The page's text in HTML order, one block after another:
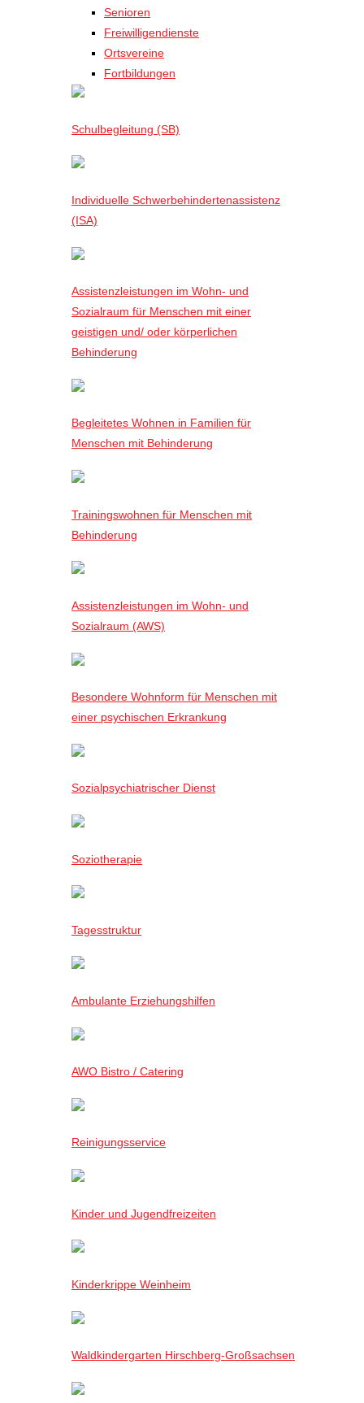
Senioren
Freiwilligendienste
Ortsvereine
Fortbildungen
Schulbegleitung (SB)
Individuelle Schwerbehindertenassistenz
(ISA)
Assistenzleistungen im Wohn- und
Sozialraum für Menschen mit einer
geistigen und/ oder körperlichen
Behinderung
Begleitetes Wohnen in Familien für
Menschen mit Behinderung
Trainingswohnen für Menschen mit
Behinderung
Assistenzleistungen im Wohn- und
Sozialraum (AWS)
Besondere Wohnform für Menschen mit
einer psychischen Erkrankung
Sozialpsychiatrischer Dienst
Soziotherapie
Tagesstruktur
Ambulante Erziehungshilfen
AWO Bistro / Catering
Reinigungsservice
Kinder und Jugendfreizeiten
Kinderkrippe Weinheim
Waldkindergarten Hirschberg-Großsachsen